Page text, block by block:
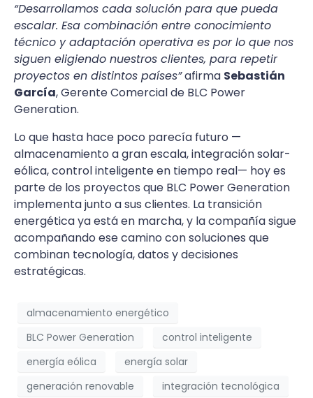
“Desarrollamos cada solución para que pueda
escalar. Esa combinación entre conocimiento
técnico y adaptación operativa es por lo que nos
siguen eligiendo nuestros clientes, para repetir
proyectos en distintos países”afirma Sebastián
García, Gerente Comercial de BLC Power
Generation.
Lo que hasta hace poco parecía futuro —
almacenamiento a gran escala, integración solar-
eólica, control inteligente en tiempo real— hoy es
parte de los proyectos que BLC Power Generation
implementa junto a sus clientes. La transición
energética ya está en marcha, y la compañía sigue
acompañando ese camino con soluciones que
combinan tecnología, datos y decisiones
estratégicas.
almacenamiento energético
BLC Power Generation
control inteligente
energía eólica
energía solar
generación renovable
integración tecnológica